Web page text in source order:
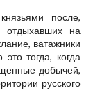
после,
отдыхавших на
ватажники
тогда, когда
добычей,
русского